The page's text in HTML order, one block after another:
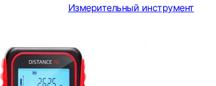
Измерительный инструмент